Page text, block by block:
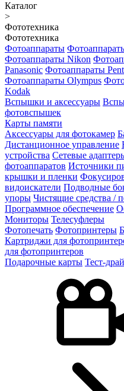
Каталог
>
Фототехника
Фототехника
Фотоаппараты
Фотоаппараты Nikon
Panasonic Фотоаппараты
Фотоаппараты Olympus
Kodak
Вспышки и аксессуары
фотовспышек
Карты памяти
Аксессуары для фотокамер
Дистанционное управление
устройства Сетевые
фотоаппаратов Источники
крышки и пленки
видоискатели Подводные
упоры Чистящие средства /
Программное обеспечение
Мониторы Телесуфлеры
Фотопечать Фотопринтеры
Картриджи для
для фотопринтеров
Подарочные карты Тест-